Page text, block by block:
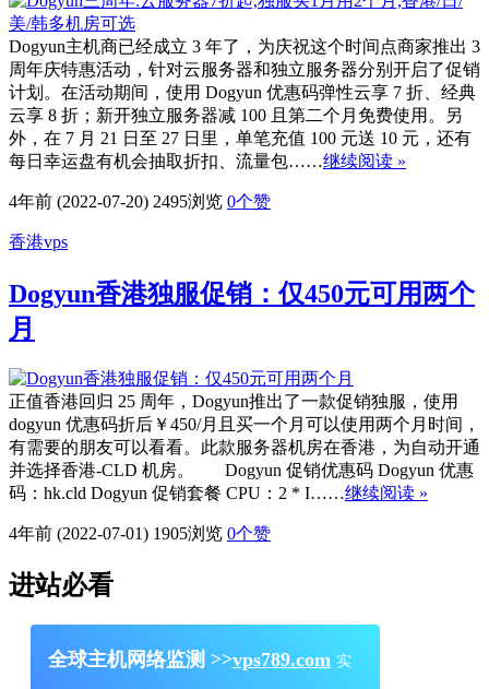
Dogyun主机商已经成立 3 年了，为庆祝这个时间点商家推出 3
周年庆特惠活动，针对云服务器和独立服务器分别开启了促销
计划。在活动期间，使用 Dogyun 优惠码弹性云享 7 折、经典
云享 8 折；新开独立服务器减 100 且第二个月免费使用。另
外，在 7 月 21 日至 27 日里，单笔充值 100 元送 10 元，还有
每日幸运盘有机会抽取折扣、流量包……继续阅读 »
4年前 (2022-07-20) 2495浏览 0个赞
香港vps
Dogyun香港独服促销：仅450元可用两个
月
正值香港回归 25 周年，Dogyun推出了一款促销独服，使用
dogyun 优惠码折后￥450/月且买一个月可以使用两个月时间，
有需要的朋友可以看看。此款服务器机房在香港，为自动开通
并选择香港-CLD 机房。 Dogyun 促销优惠码 Dogyun 优惠
码：hk.cld Dogyun 促销套餐 CPU：2 * I……继续阅读 »
4年前 (2022-07-01) 1905浏览 0个赞
进站必看
全球主机网络监测 >>vps789.com 实